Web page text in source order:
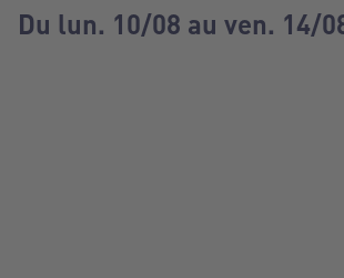
Du lun. 10/08 au ven. 14/